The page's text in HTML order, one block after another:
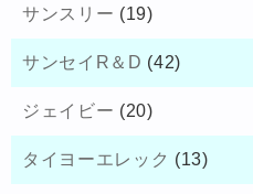
サンスリー (19)
サンセイR＆D (42)
ジェイビー (20)
タイヨーエレック (13)